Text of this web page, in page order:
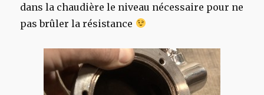
dans la chaudière le niveau nécessaire pour ne
pas brûler la résistance